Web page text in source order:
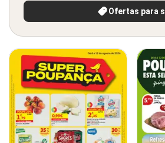
Ofertas para